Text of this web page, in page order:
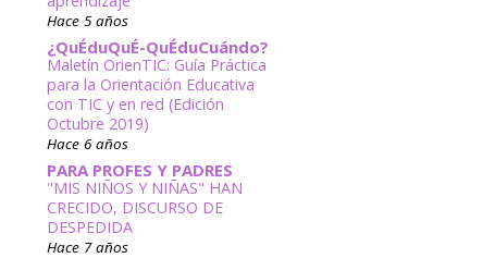
Hace 5 años
¿QuÉduQuÉ-QuÉduCuándo?
Maletín OrienTIC: Guía Práctica
para la Orientación Educativa
con TIC y en red (Edición
Octubre 2019)
Hace 6 años
PARA PROFES Y PADRES
"MIS NIÑOS Y NIÑAS" HAN
CRECIDO, DISCURSO DE
DESPEDIDA
Hace 7 años